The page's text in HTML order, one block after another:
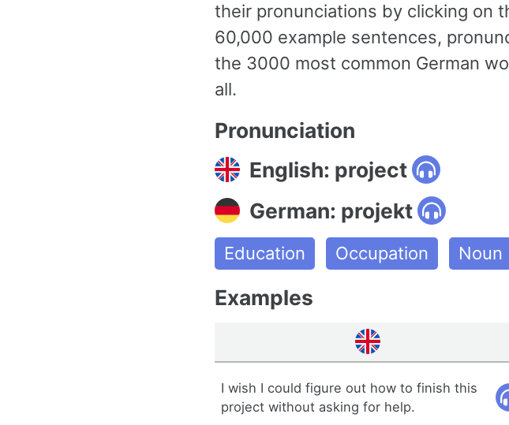
their pronunciations by clicking on
60,000 example sentences,
the 3000 most common German
all.
Pronunciation
English: project
German: projekt
Education Occupation Noun
Examples
I wish I could figure out how to finish this
project without asking for help.